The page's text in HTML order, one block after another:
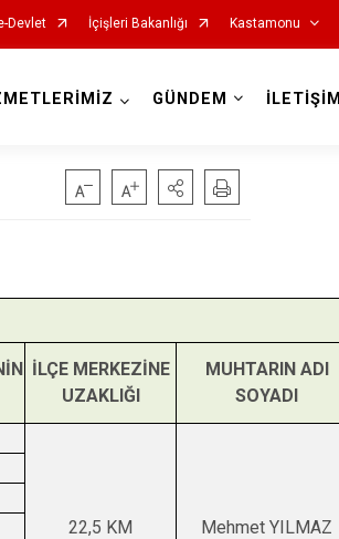
Devlet İçişleri Bakanlığı Kastamonu
İnebolu
Küre
Seydiler
GÜNDEM İLETİŞİM
İLÇE MERKEZİNE
UZAKLIĞI
MUHTARIN ADI
SOYADI
22,5 KM Mehmet YILMAZ